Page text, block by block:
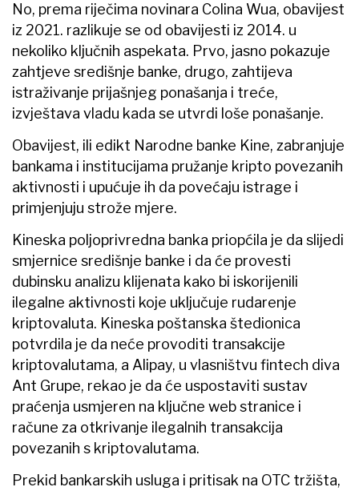
No, prema riječima novinara Colina Wua, obavijest
iz 2021. razlikuje se od obavijesti iz 2014. u
nekoliko ključnih aspekata. Prvo, jasno pokazuje
zahtjeve središnje banke, drugo, zahtijeva
istraživanje prijašnjeg ponašanja i treće,
izvještava vladu kada se utvrdi loše ponašanje.
Obavijest, ili edikt Narodne banke Kine, zabranjuje
bankama i institucijama pružanje kripto povezanih
aktivnosti i upućuje ih da povećaju istrage i
primjenjuju strože mjere.
Kineska poljoprivredna banka priopćila je da slijedi
smjernice središnje banke i da će provesti
dubinsku analizu klijenata kako bi iskorijenili
ilegalne aktivnosti koje uključuje rudarenje
kriptovaluta. Kineska poštanska štedionica
potvrdila je da neće provoditi transakcije
kriptovalutama, a Alipay, u vlasništvu fintech diva
Ant Grupe, rekao je da će uspostaviti sustav
praćenja usmjeren na ključne web stranice i
račune za otkrivanje ilegalnih transakcija
povezanih s kriptovalutama.
Prekid bankarskih usluga i pritisak na OTC tržišta,